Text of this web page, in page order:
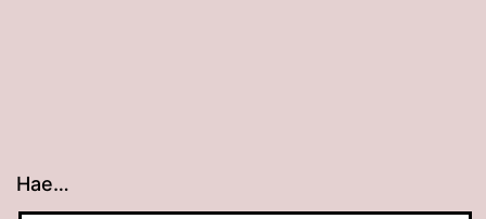
Hae…
Kun tuloksia tulee, voit selata niitä